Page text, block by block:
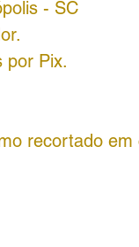
- SC
por Pix.
recortado em